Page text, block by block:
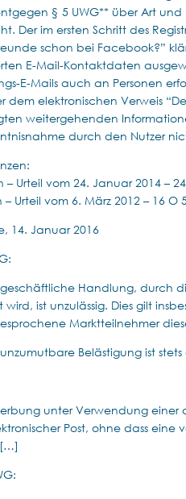
§ 5 UWG** über Art
Der im ersten Schritt des
schon bei Facebook?”
E-Mail-Kontaktdaten
E-Mails auch an Personen
dem elektronischen Verweis
weitergehenden
durch den Nutzer
– Urteil vom 24. Januar 2014 –
– Urteil vom 6. März 2012 – 16 O
14. Januar 2016
geschäftliche Handlung, durch
wird, ist unzulässig. Dies gilt
Marktteilnehmer
Belästigung ist
unter Verwendung einer
Post, ohne dass eine